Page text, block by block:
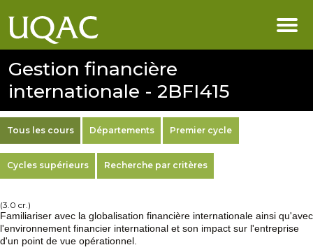
Gestion financière
internationale - 2BFI415
Tous les cours Départements Premier cycle
Cycles supérieurs Recherche par critères
(3.0 cr.)
Familiariser avec la globalisation financière internationale ainsi qu'avec
l'environnement financier international et son impact sur l'entreprise
d'un point de vue opérationnel.